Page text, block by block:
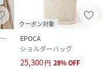
JOURNAL STANDARD relume
クーポン対象
EPOCA
ショルダーバッグ
25,300円 28%OFF